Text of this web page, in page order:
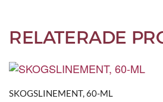
RELATERADE
SKOGSLINEMENT, 60-ML